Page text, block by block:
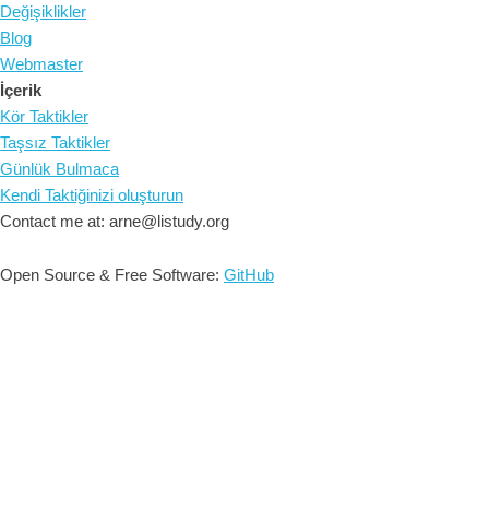
Değişiklikler
Blog
Webmaster
İçerik
Kör Taktikler
Taşsız Taktikler
Günlük Bulmaca
Kendi Taktiğinizi oluşturun
Contact me at: arne@listudy.org
Open Source & Free Software: GitHub